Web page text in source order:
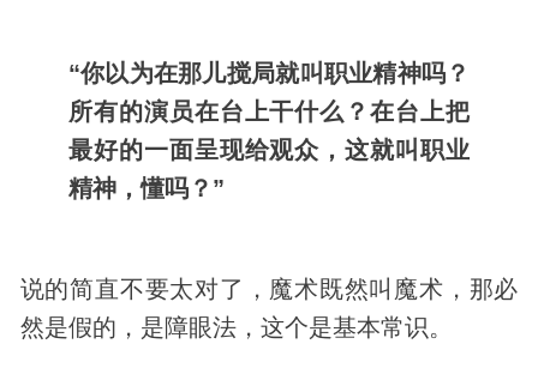
“你以为在那儿搅局就叫职业精神吗？
所有的演员在台上干什么？在台上把
最好的一面呈现给观众，这就叫职业
精神，懂吗？”
说的简直不要太对了，魔术既然叫魔术，那必
然是假的，是障眼法，这个是基本常识。